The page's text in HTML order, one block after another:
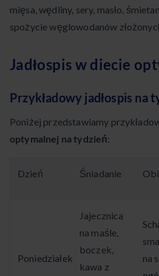
mięsa, wędliny, sery, masło,
spożycie węglowodanów
Jadłospis w diecie
Przykładowy jadłospis na
Poniżej przedstawiamy
optymalnej na tydzień:
Dzień Śniadanie
Poniedziałek
Jajecznica
na maśle,
boczek,
kawa z
na